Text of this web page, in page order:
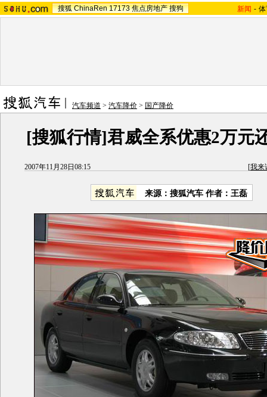
搜狐 ChinaRen 17173 焦点房地产 搜狗 新闻 -
汽车频道 > 汽车降价 > 国产降价
[搜狐行情]君威全系优惠2万元
2007年11月28日08:15 [我来
来源：搜狐汽车 作者：王磊